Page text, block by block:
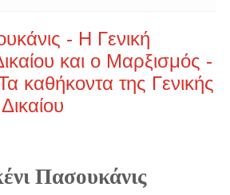
- Η Γενική
και ο Μαρξισμός -
καθήκοντα της Γενικής
Πασουκάνις